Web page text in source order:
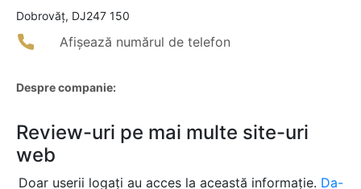
Dobrovăţ, DJ247 150
Afișează numărul de telefon
Despre companie:
Review-uri pe mai multe site-uri
web
Doar userii logați au acces la această informație. Da-